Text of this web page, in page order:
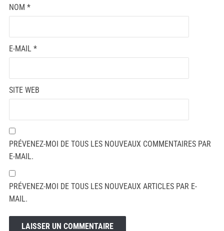
NOM *
E-MAIL *
SITE WEB
PRÉVENEZ-MOI DE TOUS LES NOUVEAUX COMMENTAIRES PAR
E-MAIL.
PRÉVENEZ-MOI DE TOUS LES NOUVEAUX ARTICLES PAR E-
MAIL.